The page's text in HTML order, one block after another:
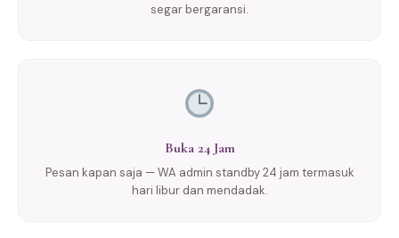
segar bergaransi.
Buka 24 Jam
Pesan kapan saja — WA admin standby 24 jam termasuk
hari libur dan mendadak.